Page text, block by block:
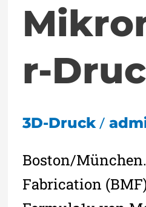
r-
3D-Druck/
Boston/
Fabrication